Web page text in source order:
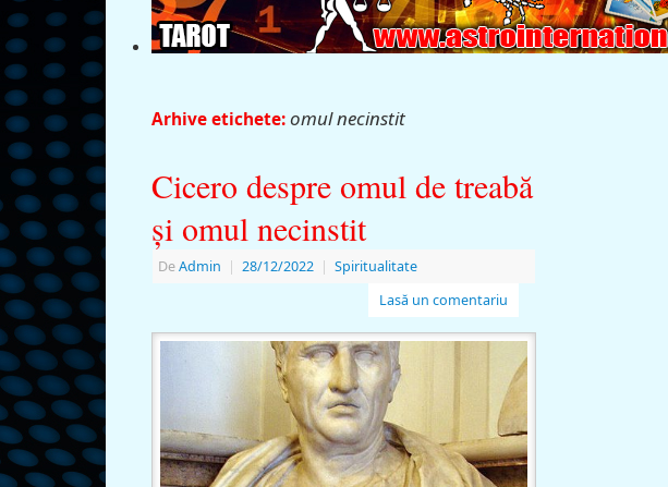
Arhive etichete:omul necinstit
Cicero despre omul de treabă
şi omul necinstit
DeAdmin | 28/12/2022 | Spiritualitate
Lasă un comentariu